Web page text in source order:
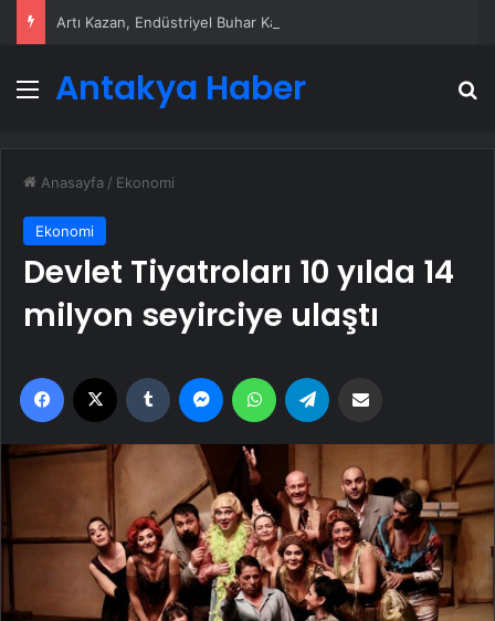
Menü
Antakya Haber
Anasayfa / Ekonomi
Ekonomi
Devlet Tiyatroları 10 yılda 14
milyon seyirciye ulaştı
Facebook Tumblr MessengerWhatsApp